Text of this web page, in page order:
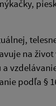
na život
podľa §